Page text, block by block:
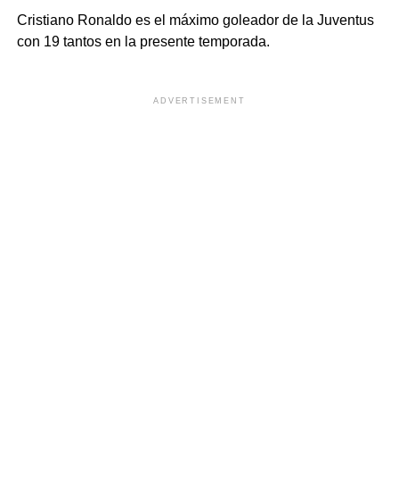
Cristiano Ronaldo es el máximo goleador de la Juventus
con 19 tantos en la presente temporada.
ADVERTISEMENT